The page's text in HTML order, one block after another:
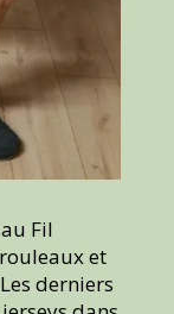
Fil
et
derniers